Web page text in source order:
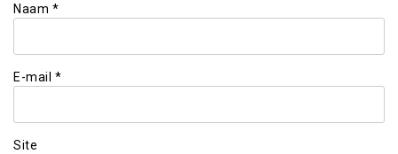
Naam *
E-mail *
Site